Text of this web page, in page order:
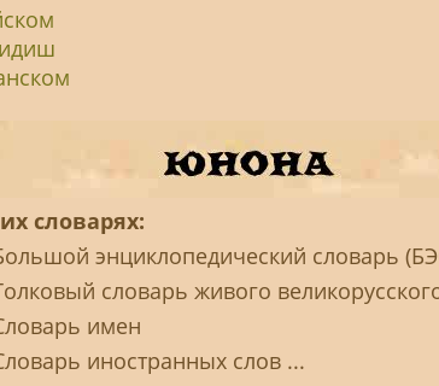
словарях:
энциклопедический словарь
словарь живого
имен
иностранных слов ...